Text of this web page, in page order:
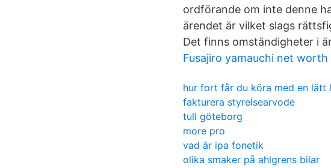
ordförande om inte denne
ärendet är vilket slags
Det finns omständigheter i
Fusajiro yamauchi net worth
hur fort får du köra med en lätt
fakturera styrelsearvode
tull göteborg
more pro
vad är ipa fonetik
olika smaker på ahlgrens bilar